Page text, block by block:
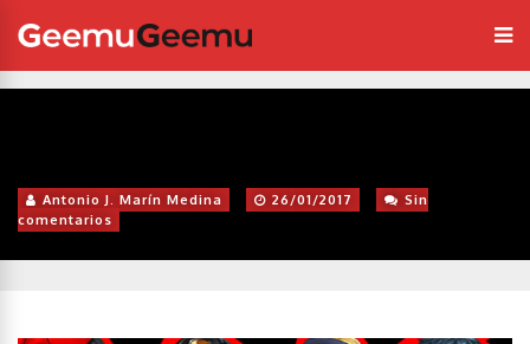
Antonio J. Marín Medina 26/01/2017
Sin
comentarios